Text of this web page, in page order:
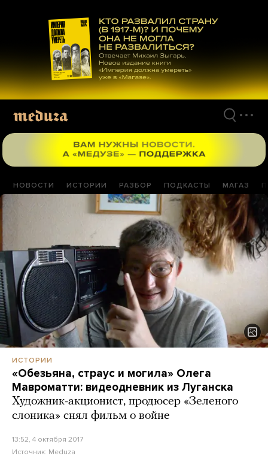
материалам
НОВОСТИ ИСТОРИИ РАЗБОР ПОДКАСТЫ МАГАЗ
ИСТОРИИ
«Обезьяна, страус и могила» Олега
Мавроматти: видеодневник из Луганска
Художник-акционист, продюсер «Зеленого
слоника» снял фильм о войне
13:52, 4 октября 2017
Источник: Meduza